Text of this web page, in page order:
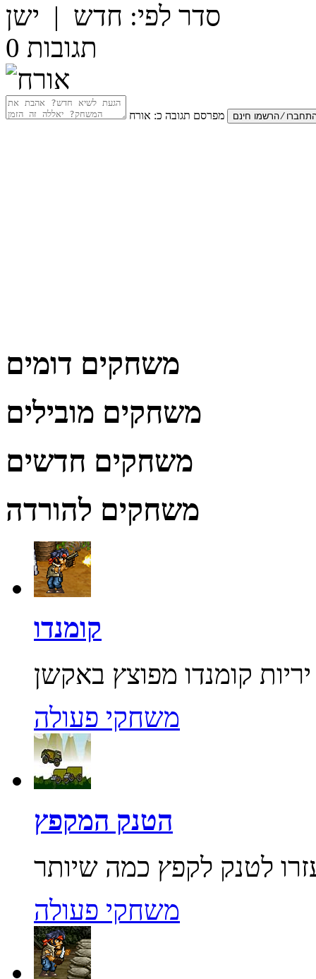
סדר לפי: חדש | ישן
0 תגובות
מפרסם תגובה כ: אורח
משחקים דומים
משחקים מובילים
משחקים חדשים
משחקים להורדה
קומנדו
משחקי פעולה
הטנק המקפץ
משחקי פעולה